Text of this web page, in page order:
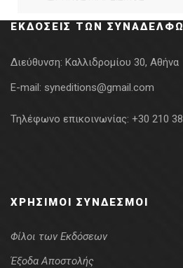
ΕΚΔΌΣΕΙΣ ΤΩΝ
Διεύθυνση: Καλλιδρομίου 30, Αθήνα
E-mail: syneditions@gmail.com
Τηλέφωνο επικοινωνίας: +30 210
ΧΡΉΣΙΜΟΙ ΣΎΝΔΕΣΜΟΙ
Φίλοι των Εκδόσεων
Έξοδα Αποστολής